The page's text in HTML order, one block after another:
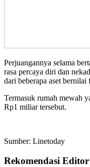
Perjuangannya selama
rasa percaya diri dan
dari beberapa aset
Termasuk rumah mewah
Rp1 miliar tersebut.
Sumber: Linetoday
Rekomendasi Editor